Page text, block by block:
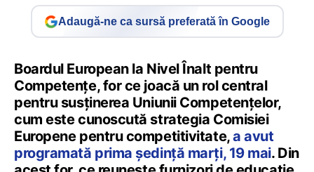
Adaugă-ne ca sursă preferată în Google
Boardul European la Nivel Înalt pentru
Competențe, for ce joacă un rol central
pentru susținerea Uniunii Competențelor,
cum este cunoscută strategia Comisiei
Europene pentru competitivitate,a avut
programată prima ședință marți, 19 mai. Din